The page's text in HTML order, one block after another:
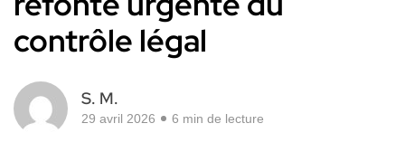
contrôle légal
S. M.
29 avril 2026 6 min de lecture